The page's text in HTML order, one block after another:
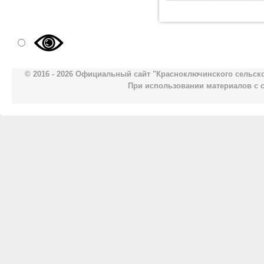
© 2016 - 2026 Официальный сайт "Красноключинского
При использовании материалов с